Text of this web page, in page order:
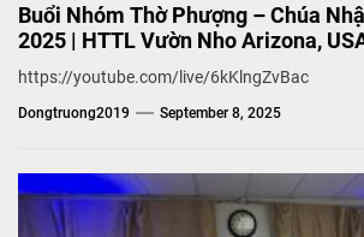
Buổi Nhóm Thờ Phượng – Chúa
2025 | HTTL Vườn Nho Arizona,
https://youtube.com/live/6kKlngZvBac
Dongtruong2019 September 8, 2025